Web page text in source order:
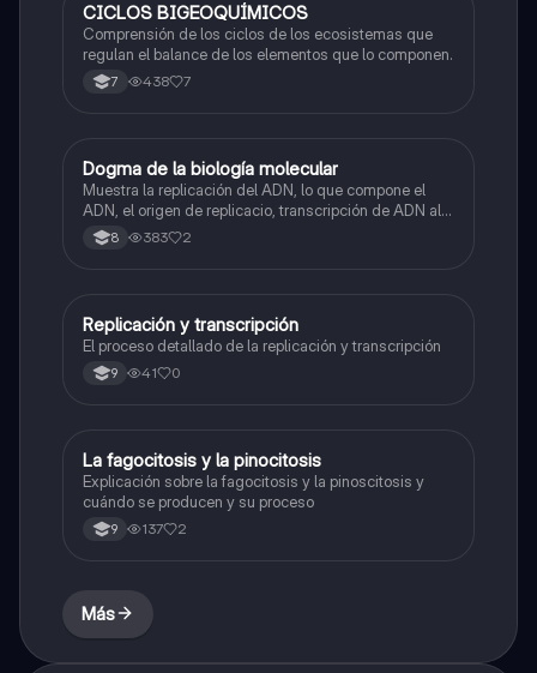
Biologia
CICLOS BIGEOQUÍMICOS
Comprensión de los ciclos de los ecosistemas que
regulan el balance de los elementos que lo componen.
7 438 7
Biologia
Dogma de la biología molecular
Muestra la replicación del ADN, lo que compone el
ADN, el origen de replicacio, transcripción de ADN al
ARN y traducción de ARN a proteína.
8 383 2
Biologia
Replicación y transcripción
El proceso detallado de la replicación y transcripción
9 41 0
Biologia
La fagocitosis y la pinocitosis
Explicación sobre la fagocitosis y la pinoscitosis y
cuándo se producen y su proceso
9 137 2
Más